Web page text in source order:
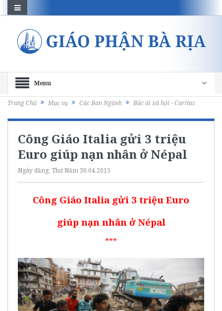
Menu
Trang Chủ Mục vụ Các Ban Ngành Bác ái xã hội - Caritas
Công Giáo Italia gửi 3 triệu
Euro giúp nạn nhân ở Népal
Ngày đăng: Thứ Năm 30.04.2015
Công Giáo Italia gửi 3 triệu Euro
giúp nạn nhân ở Népal
***